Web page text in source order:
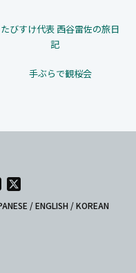
/ENGLISH /KOREAN